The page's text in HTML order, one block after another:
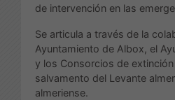
de intervención en las
Se articula a través de la
Ayuntamiento de Albox, el
y los Consorcios de
salvamento del Levante
almeriense.